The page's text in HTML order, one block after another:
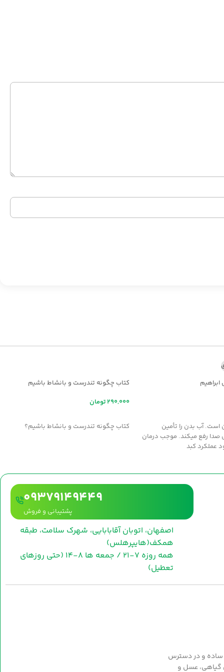
ابراهیم
است. آب بدن را تأمين
صدا رفع ميکند. موجب درمان
عملکرد کبد
کتاب چگونه تندرست و بانشاط باشیم
تومان
کتاب چگونه تندرست و بانشاط باشیم؟
09379149449
پشتیبانی و فروش
اصفهان، اتوبان آقابابایی، شهرک سلامت، طبقه
همکف(هایپرهلس)
همه روزه 7-21 / جمعه ها 8-14 (حتی روزهای
تعطیل)
ساده و در دسترس
گیاهی، عسل و